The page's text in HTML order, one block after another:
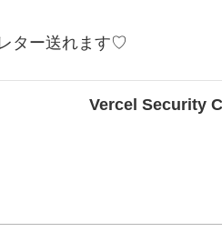
ター送れます♡
Vercel Security